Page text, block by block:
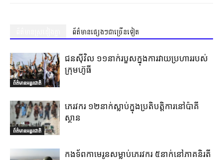
ព័ត៌មានផ្សេងៗជាច្រើនទៀត
ព័ត៌មានអន្តរជាតិ
ជនស៊ីវិល ១១នាក់របួសក្នុងការវាយប្រហាររបស់
ក្រុមហ៊ូធី
ព័ត៌មានអន្តរជាតិ
ភេរវករ ១២នាក់ស្លាប់ក្នុងប្រតិបត្តិការនៅប៉ាគី
ស្ថាន
កងទ័ពកាមេរូនសម្លាប់ភេរវករ ៥នាក់នៅភាគនិរតី